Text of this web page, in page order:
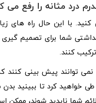
درد مثانه را رفع می
کنید. با این حال راه
شما برای تصمیم
کنند.
نمی توانند پیش بینی
خواهید کرد تا ببینید